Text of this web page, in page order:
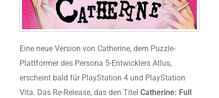
Eine neue Version von Catherine, dem Puzzle-
Plattformer des Persona 5-Entwicklers Atlus,
erscheint bald für PlayStation 4 und PlayStation
Vita. Das Re-Release, das den Titel Catherine: Full